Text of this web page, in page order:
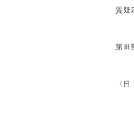
質疑
第Ⅲ
〈
セ
懇